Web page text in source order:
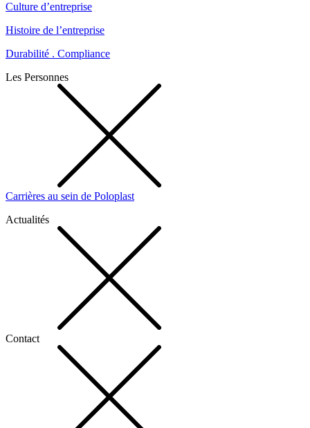
Culture d’entreprise
Histoire de l’entreprise
Durabilité . Compliance
Les Personnes
Carrières au sein de Poloplast
Actualités
Contact